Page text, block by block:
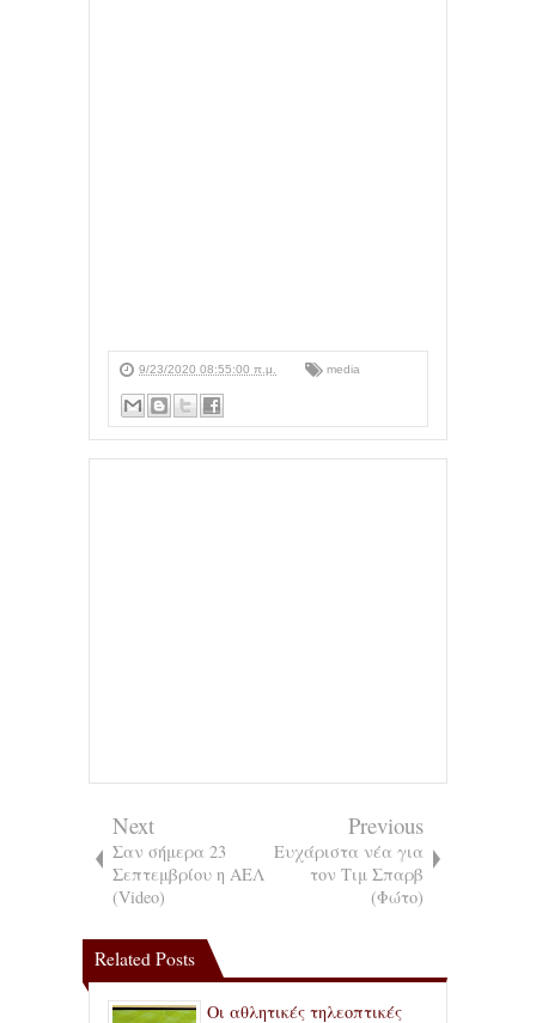
9/23/2020 08:55:00 π.μ. media
Next
Σαν σήμερα 23
Σεπτεμβρίου η ΑΕΛ
(Video)
Previous
Ευχάριστα νέα για
τον Τιμ Σπαρβ
(Φώτο)
Related Posts
Οι αθλητικές τηλεοπτικές